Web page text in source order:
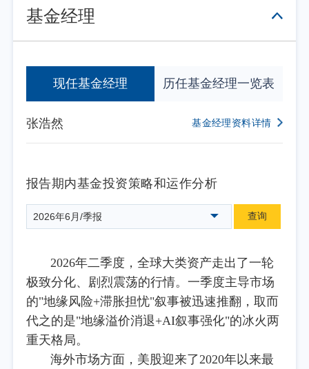
基金经理
现任基金经理 历任基金经理一览表
张浩然 基金经理资料详情
报告期内基金投资策略和运作分析
2026年6月/季报 查询
2026年二季度，全球大类资产走出了一轮
极致分化、剧烈震荡的行情。一季度主导市场
的"地缘风险+滞胀担忧"叙事被迅速推翻，取而
代之的是"地缘溢价消退+AI叙事强化"的冰火两
重天格局。
海外市场方面，美股迎来了2020年以来最